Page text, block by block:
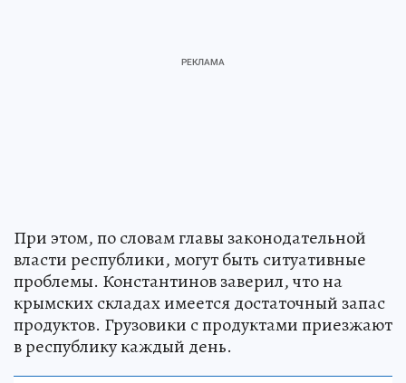
При этом, по словам главы законодательной
власти республики, могут быть ситуативные
проблемы. Константинов заверил, что на
крымских складах имеется достаточный запас
продуктов. Грузовики с продуктами приезжают
в республику каждый день.